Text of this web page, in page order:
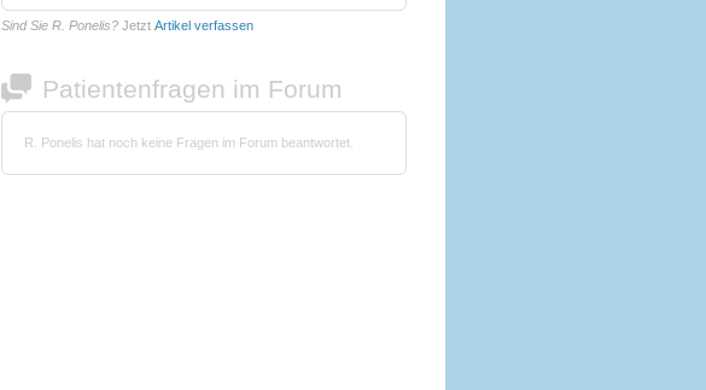
Sind Sie R. Ponelis? Jetzt Artikel verfassen
Patientenfragen im Forum
R. Ponelis hat noch keine Fragen im Forum beantwortet.